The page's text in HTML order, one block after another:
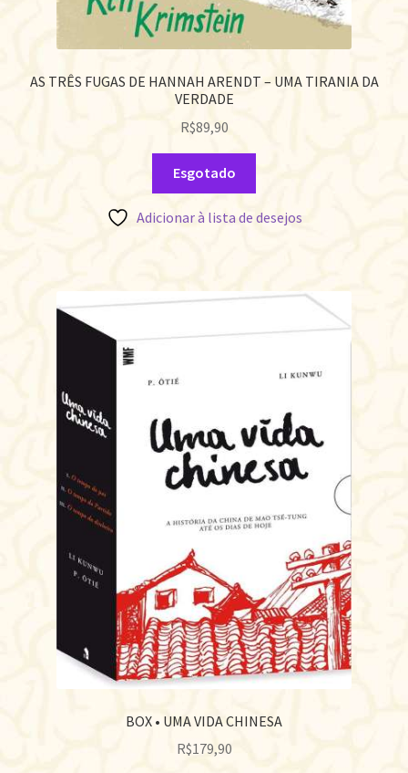
AS TRÊS FUGAS DE HANNAH ARENDT – UMA TIRANIA DA
VERDADE
R$89,90
Esgotado
Adicionar à lista de desejos
BOX • UMA VIDA CHINESA
R$179,90